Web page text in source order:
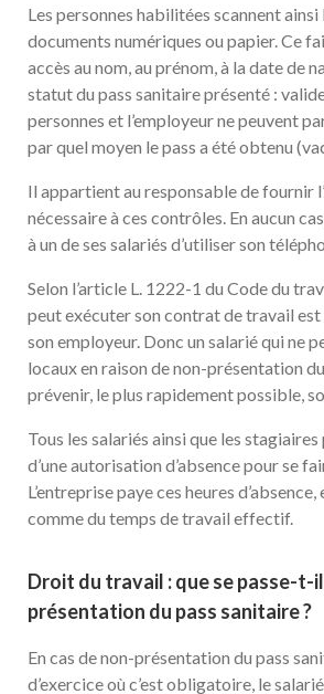
Les personnes habilitées scannent ainsi
documents numériques ou papier. Ce
accès au nom, au prénom, à la date de
statut du pass sanitaire présenté :
personnes et l’employeur ne peuvent
par quel moyen le pass a été obtenu
Il appartient au responsable de fournir
nécessaire à ces contrôles. En aucun
à un de ses salariés d’utiliser son
Selon l’article L. 1222-1 du Code du
peut exécuter son contrat de travail est
son employeur. Donc un salarié qui ne
locaux en raison de non-présentation
prévenir, le plus rapidement possible,
Tous les salariés ainsi que les
d’une autorisation d’absence pour se
L’entreprise paye ces heures
comme du temps de travail effectif.
Droit du travail : que se passe-t-il
présentation du pass sanitaire ?
En cas de non-présentation du pass
d’exercice où c’est obligatoire, le